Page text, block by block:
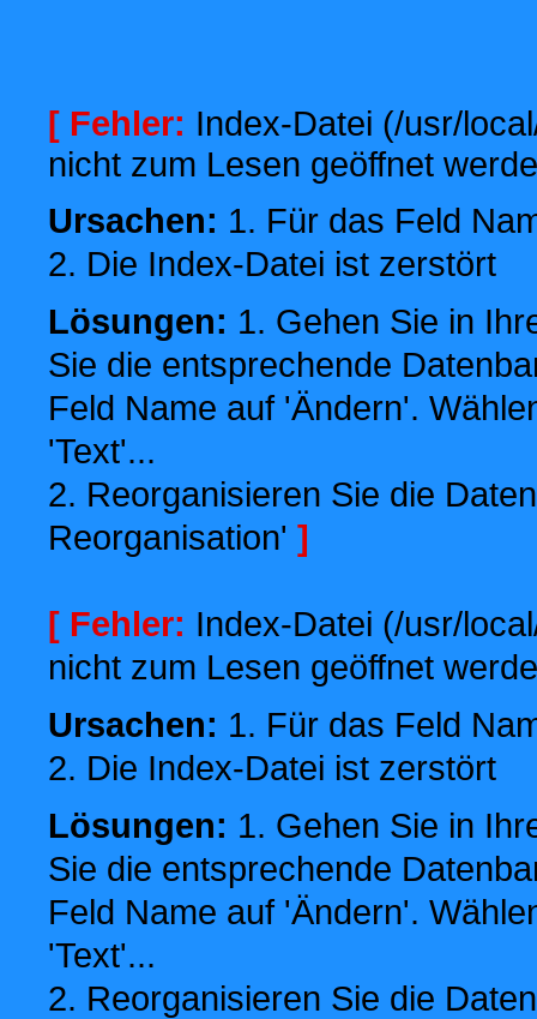
[ Fehler: Index-Datei (/usr/
nicht zum Lesen geöffnet
Ursachen: 1. Für das Feld
2. Die Index-Datei ist zerstört
Lösungen: 1. Gehen Sie in
Sie die entsprechende
Feld Name auf 'Ändern'.
'Text'...
2. Reorganisieren Sie die
Reorganisation' ]
[ Fehler: Index-Datei (/usr/
nicht zum Lesen geöffnet
Ursachen: 1. Für das Feld
2. Die Index-Datei ist zerstört
Lösungen: 1. Gehen Sie in
Sie die entsprechende
Feld Name auf 'Ändern'.
'Text'...
2. Reorganisieren Sie die